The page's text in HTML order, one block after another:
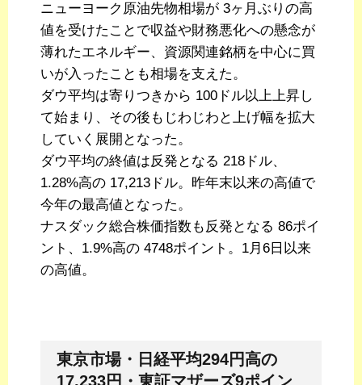
ニューヨーク原油先物相場が 3ヶ月ぶりの高
値を受けたことで収益や財務悪化への懸念が
薄れたエネルギー、資源関連銘柄を中心に買
いが入ったことも相場を支えた。
ダウ平均は寄りつきから 100ドル以上上昇し
て始まり、その後もじわじわと上げ幅を拡大
していく展開となった。
ダウ平均の終値は反発となる 218ドル、
1.28%高の 17,213ドル。昨年末以来の高値で
今年の最高値となった。
ナスダック総合株価指数も反発となる 86ポイ
ント、1.9%高の 4748ポイント。1月6日以来
の高値。
東京市場・日経平均294円高の
17,233円・東証マザーズ9ポイン